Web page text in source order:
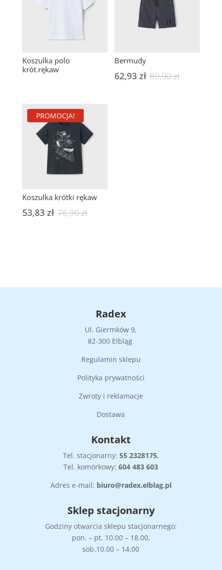
Koszulka polo
krót.rękaw
Bermudy
89,90złPierwotna
62,93zł
Aktualna
PROMOCJA!
Koszulka krótki rękaw
76,90złPierwotna
53,83 zł
Aktualna
Radex
Ul. Giermków 9,
82-300 Elbląg
Regulamin sklepu
Polityka prywatności
Zwroty i reklamacje
Dostawa
Kontakt
Tel. stacjonarny: 55 2328175,
Tel. komórkowy:604 483 603
Adres e-mail: biuro@radex.elblag.pl
Sklep stacjonarny
Godziny otwarcia sklepu stacjonarnego:
pon. – pt. 10.00 – 18.00,
sob.10.00 – 14.00